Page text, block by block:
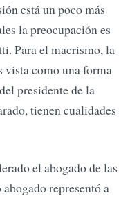
está un poco más
la preocupación es
Para el macrismo, la
vista como una forma
presidente de la
tienen cualidades
el abogado de las
representó a